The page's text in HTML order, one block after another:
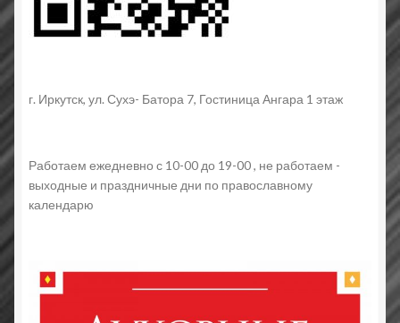
г. Иркутск, ул. Сухэ- Батора 7, Гостиница Ангара 1 этаж
Работаем ежедневно с 10-00 до 19-00 , не работаем -
выходные и праздничные дни по православному
календарю